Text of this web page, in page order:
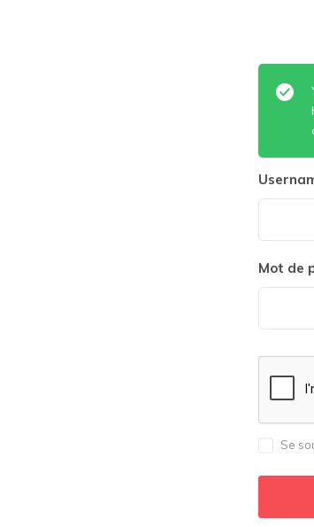
Mot de
Se